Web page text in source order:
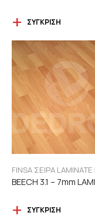
ΣΎΓΚΡΙΣΗ
ΣΎΓΚΡΙΣΗ